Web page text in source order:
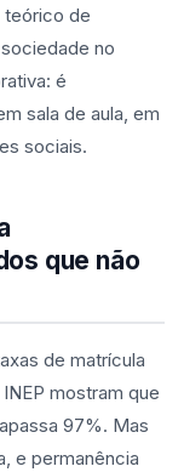
teórico de
no
é
sala de aula, em
sociais.
que não
de matrícula
mostram que
97%. Mas
e permanência